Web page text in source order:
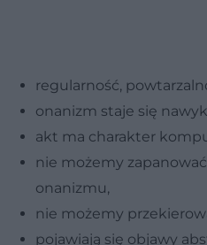
regularność,
onanizm staje się
akt ma charakter
nie możemy
onanizmu,
nie możemy
pojawiają się objawy